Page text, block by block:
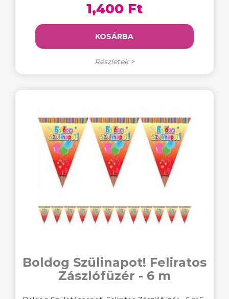
1,400 Ft
KOSÁRBA
Részletek >
Boldog Szülinapot! Feliratos
Zászlófüzér - 6 m